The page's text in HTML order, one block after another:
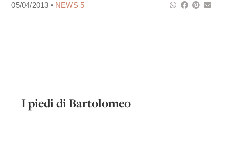
05/04/2013 • NEWS 5
I piedi di Bartolomeo